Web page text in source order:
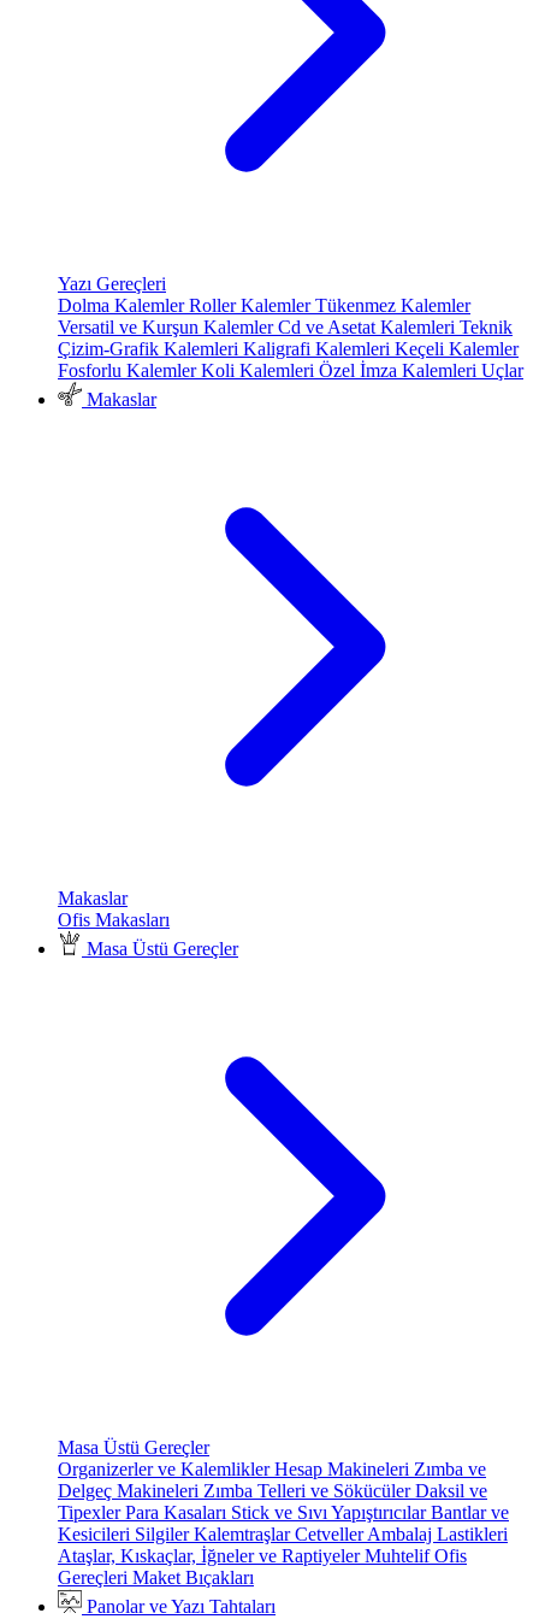
Yazı Gereçleri
Dolma KalemlerRoller KalemlerTükenmez Kalemler
Versatil ve Kurşun KalemlerCd ve Asetat Kalemleri Teknik
Çizim-Grafik Kalemleri Kaligrafi Kalemleri Keçeli Kalemler
Fosforlu KalemlerKoli Kalemleri Özel İmza Kalemleri Uçlar
Makaslar
Makaslar
Ofis Makasları
Masa Üstü Gereçler
Masa Üstü Gereçler
Organizerler ve KalemliklerHesap Makineleri Zımba ve
Delgeç Makineleri Zımba Telleri ve SökücülerDaksil ve
TipexlerPara Kasaları Stick ve Sıvı YapıştırıcılarBantlar ve
Kesicileri SilgilerKalemtraşlarCetvellerAmbalaj Lastikleri
Ataşlar, Kıskaçlar, İğneler ve RaptiyelerMuhtelif Ofis
Gereçleri Maket Bıçakları
Panolar ve Yazı Tahtaları